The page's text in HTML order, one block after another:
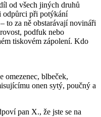
od všech jiných druhů
odpůrci při potýkání
to za ně obstarávají novináři
podfuk nebo
tiskovém zápolení. Kdo
omezenec, blbeček,
onen sytý, poučný a
pan X., že jste se na